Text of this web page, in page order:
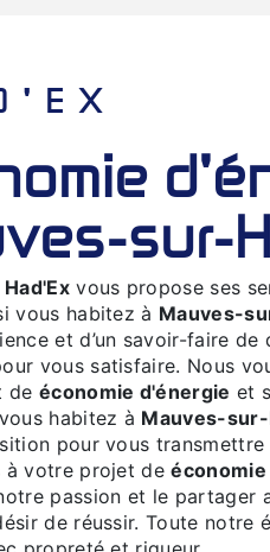
sur-
Had'Exvous propose ses
vous habitez à Mauves-
et d’un savoir-faire
vous satisfaire. Nous
de économie d'énergie et
habitez à Mauves-
pour vous transmettre
à votre projet de
passion et le partager
de réussir. Toute notre